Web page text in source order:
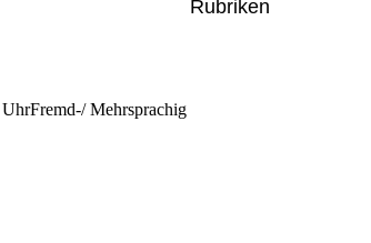
Rubriken
UhrFremd-/ Mehrsprachig